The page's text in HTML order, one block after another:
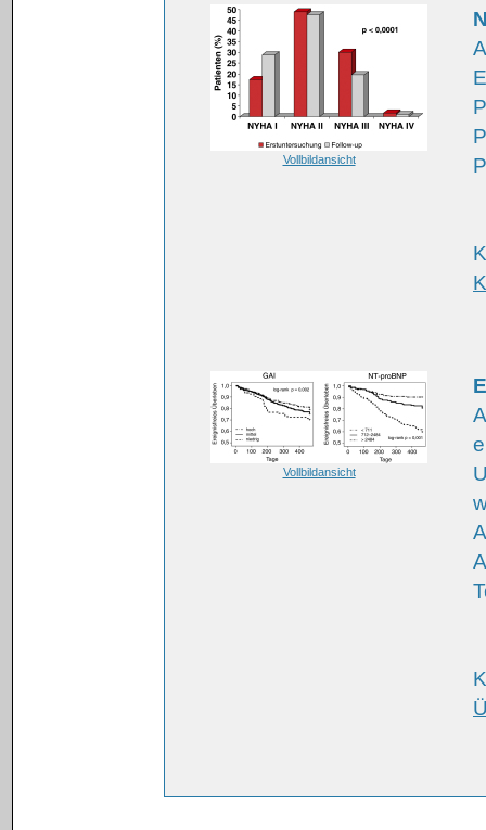
Vollbildansicht
Vollbildansicht